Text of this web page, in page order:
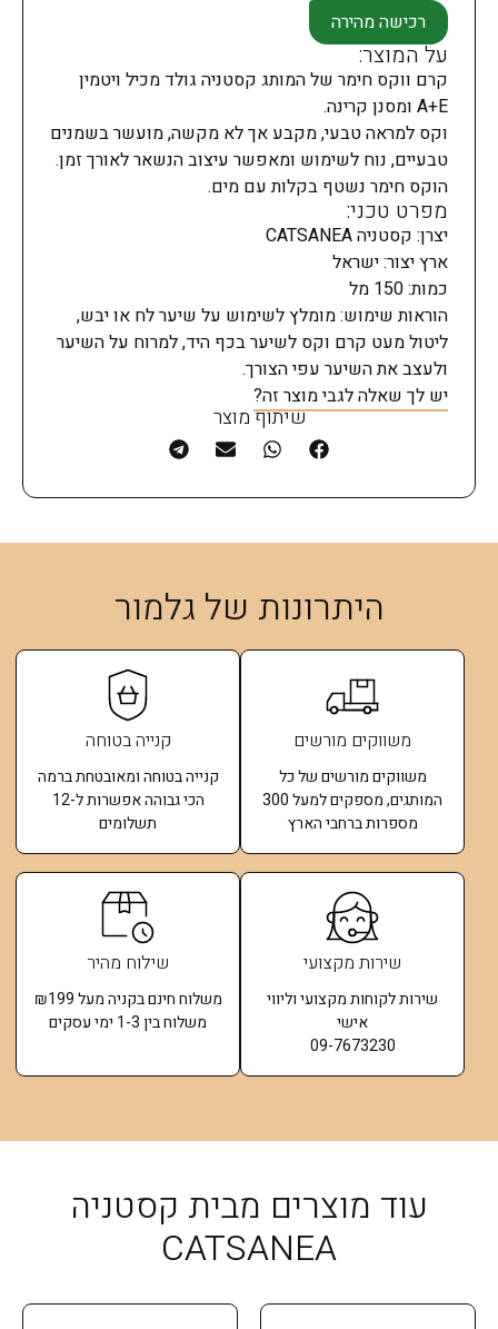
רכישה מהירה
על המוצר:
קרם ווקס חימר של המותג קסטניה גולד מכיל ויטמין
A+E ומסנן קרינה.
וקס למראה טבעי, מקבע אך לא מקשה, מועשר בשמנים
טבעיים, נוח לשימוש ומאפשר עיצוב הנשאר לאורך זמן.
הוקס חימר נשטף בקלות עם מים.
מפרט טכני:
יצרן: קסטניה CATSANEA
ארץ יצור: ישראל
כמות: 150 מל
הוראות שימוש: מומלץ לשימוש על שיער לח או יבש,
ליטול מעט קרם וקס לשיער בכף היד, למרוח על השיער
ולעצב את השיער עפי הצורך.
יש לך שאלה לגבי מוצר זה?
שיתוף מוצר
היתרונות של גלמור
משווקים מורשים
משווקים מורשים של כל
המותגים, מספקים למעל 300
מספרות ברחבי הארץ
קנייה בטוחה
קנייה בטוחה ומאובטחת ברמה
הכי גבוהה אפשרות ל-12
תשלומים​
שירות מקצועי
שירות לקוחות מקצועי וליווי
אישי
09-7673230
שילוח מהיר
משלוח חינם בקניה מעל ₪199
משלוח בין 1-3 ימי עסקים
עוד מוצרים מבית קסטניה
CATSANEA